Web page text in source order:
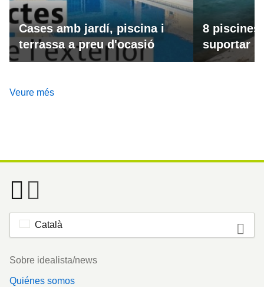
Cases amb jardí, piscina i
terrassa a preu d'ocasió
8 piscines
suportar
Veure més
Català
Footer
Sobre idealista/news
Quiénes somos